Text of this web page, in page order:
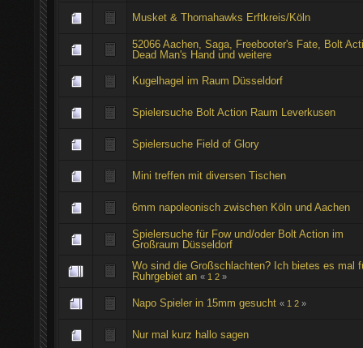
Musket & Thomahawks Erftkreis/Köln
52066 Aachen, Saga, Freebooter's Fate, Bolt
Dead Man's Hand und weitere
Kugelhagel im Raum Düsseldorf
Spielersuche Bolt Action Raum Leverkusen
Spielersuche Field of Glory
Mini treffen mit diversen Tischen
6mm napoleonisch zwischen Köln und Aachen
Spielersuche für Fow und/oder Bolt Action im
Großraum Düsseldorf
Wo sind die Großschlachten? Ich bietes es mal
Ruhrgebiet an « 1 2 »
Napo Spieler in 15mm gesucht « 1 2 »
Nur mal kurz hallo sagen